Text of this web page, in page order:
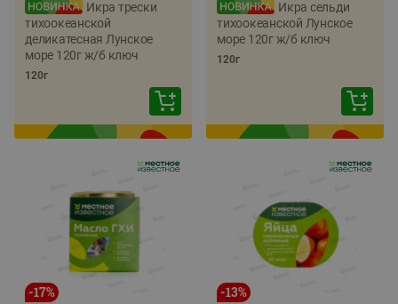
Икра трески
тихоокеанской
деликатесная Лунское
море 120г ж/б ключ
120г
Икра сельди
тихоокеанской Лунское
море 120г ж/б ключ
120г
-17% -13%